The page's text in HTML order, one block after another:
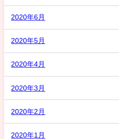
2020年6月
2020年5月
2020年4月
2020年3月
2020年2月
2020年1月